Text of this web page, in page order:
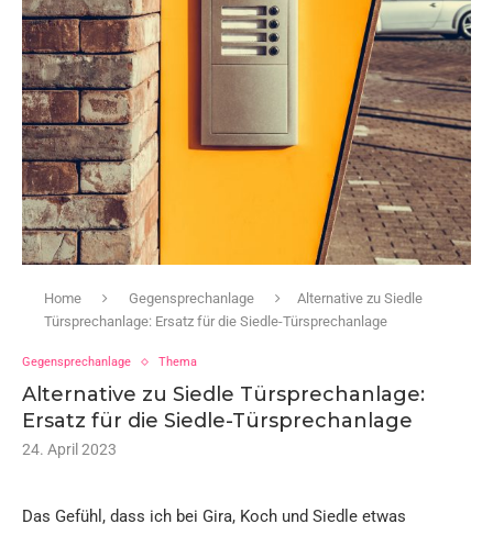
Home Gegensprechanlage
Alternative zu Siedle
Türsprechanlage: Ersatz für die Siedle-Türsprechanlage
Gegensprechanlage Thema
Alternative zu Siedle Türsprechanlage:
Ersatz für die Siedle-Türsprechanlage
24. April 2023
Das Gefühl, dass ich bei Gira, Koch und Siedle etwas